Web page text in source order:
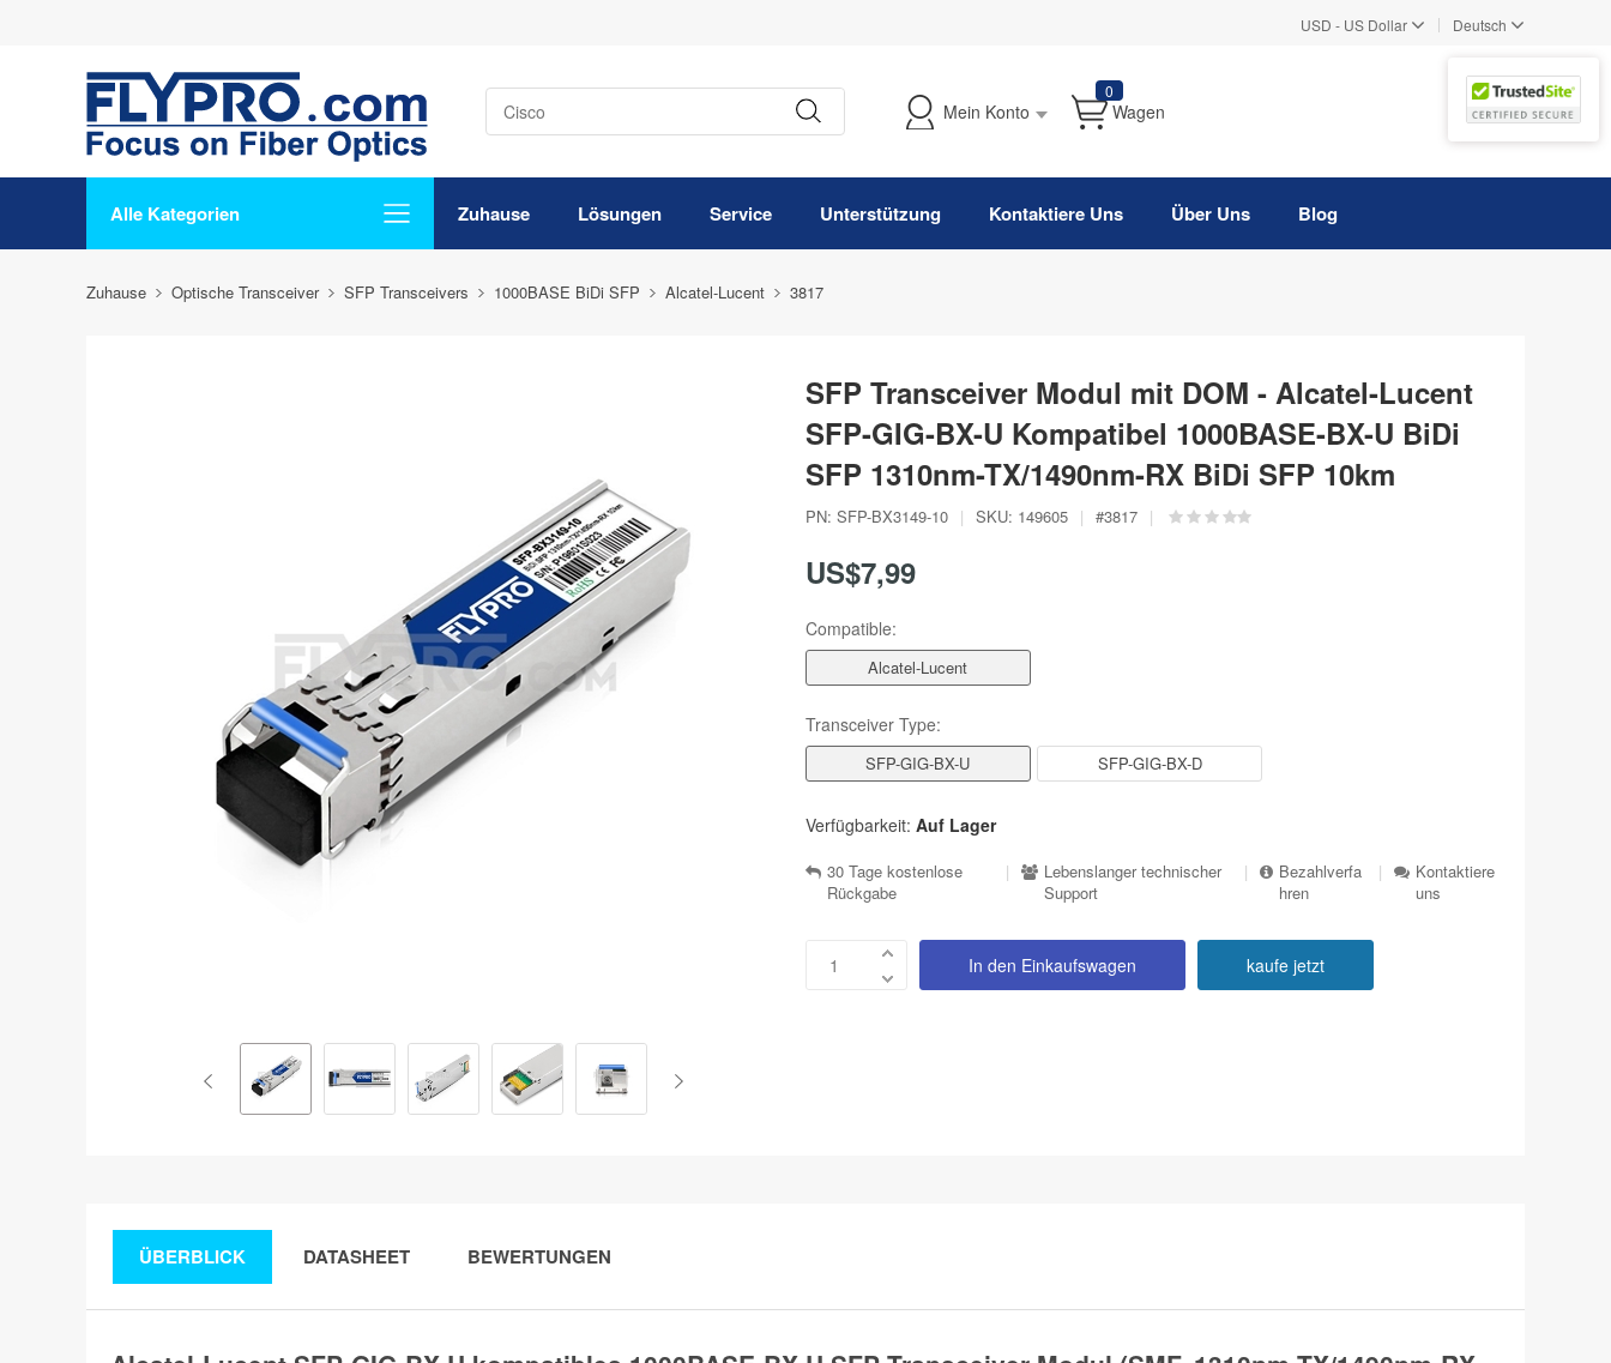
USD - US Dollar | Deutsch
Mein Konto
0
Wagen
Alle Kategorien Zuhause Lösungen Service Unterstützung Kontaktiere Uns Über Uns Blog
Zuhause Optische Transceiver SFP Transceivers 1000BASE BiDi SFP Alcatel-Lucent 3817
SFP Transceiver Modul mit DOM - Alcatel-Lucent
SFP-GIG-BX-U Kompatibel 1000BASE-BX-U BiDi
SFP 1310nm-TX/1490nm-RX BiDi SFP 10km
PN: SFP-BX3149-10 | SKU: 149605 | #3817 |
US$7,99
Compatible:
Alcatel-Lucent
Transceiver Type:
SFP-GIG-BX-U SFP-GIG-BX-D
Verfügbarkeit: Auf Lager
30 Tage kostenlose
Rückgabe
|
Lebenslanger technischer
Support
|
Bezahlverfa
hren
|
Kontaktiere
uns
In den Einkaufswagen kaufe jetzt
ÜBERBLICK DATASHEET BEWERTUNGEN